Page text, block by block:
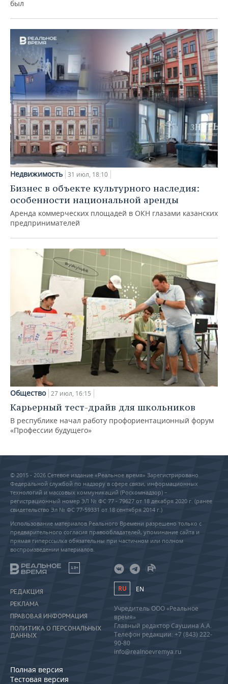
был
Недвижимость 31 июл, 18:10
Бизнес в объекте культурного наследия:
особенности национальной аренды
Аренда коммерческих площадей в ОКН глазами казанских
предпринимателей
Общество 27 июл, 16:15
Карьерный тест-драйв для школьников
В республике начал работу профориентационный форум
«Профессии будущего»
© 2015 - 2026 Сетевое издание «Реальное время» Зарегистрировано
Федеральной службой по надзору в сфере связи, информационных
технологий и массовых коммуникаций (Роскомнадзор) –
регистрационный номер ЭЛ № ФС 77 - 79627 от 18 декабря 2020 г. (ранее
свидетельство Эл № ФС 77-59331 от 18 сентября 2014 г.)
Использование материалов Реального Времени разрешено только с
предварительного согласия правообладателей, упоминание сайта и
прямая гиперссылка обязательны при частичном или полном
воспроизведении материалов.
18+
РЕДАКЦИЯ
РЕКЛАМА
ПРАВОВАЯ ИНФОРМАЦИЯ
ПОЛИТИКА О ПЕРСОНАЛЬНЫХ
ДАННЫХ
Полная версия
Тестовая версия
RU EN
Учредитель ООО «Реальное
время»
Главный редактор Саушина А.А.
Телефон редакции: +7 (843) 222-
90-80
info@realnoevremya.ru